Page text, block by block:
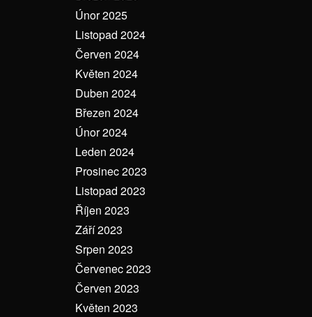
Únor 2025
Listopad 2024
Červen 2024
Květen 2024
Duben 2024
Březen 2024
Únor 2024
Leden 2024
Prosinec 2023
Listopad 2023
Říjen 2023
Září 2023
Srpen 2023
Červenec 2023
Červen 2023
Květen 2023